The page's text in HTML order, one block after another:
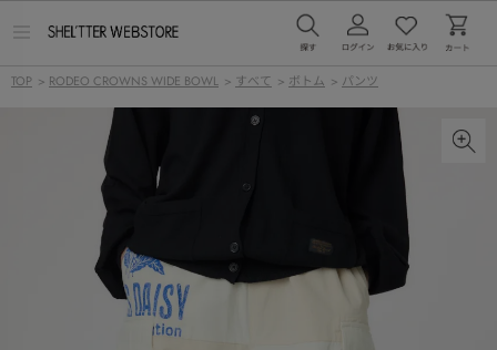
ー
TOP > RODEO CROWNS WIDE BOWL > すべて > ボトム > パンツ